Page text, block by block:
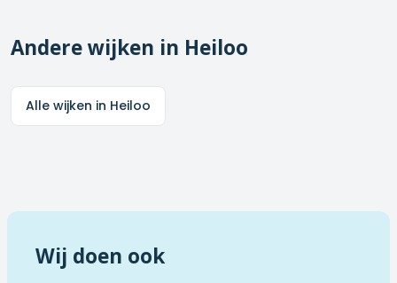
Andere wijken in Heiloo
Alle wijken in Heiloo
Wij doen ook